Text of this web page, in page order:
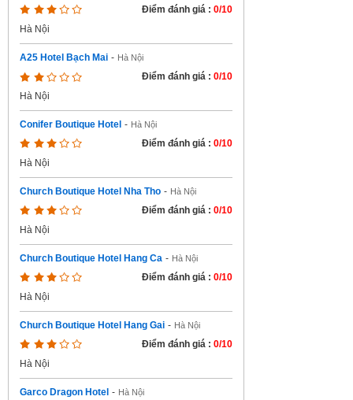
Điểm đánh giá : 0/10
Hà Nội
A25 Hotel Bạch Mai - Hà Nội
Điểm đánh giá : 0/10
Hà Nội
Conifer Boutique Hotel - Hà Nội
Điểm đánh giá : 0/10
Hà Nội
Church Boutique Hotel Nha Tho - Hà Nội
Điểm đánh giá : 0/10
Hà Nội
Church Boutique Hotel Hang Ca - Hà Nội
Điểm đánh giá : 0/10
Hà Nội
Church Boutique Hotel Hang Gai - Hà Nội
Điểm đánh giá : 0/10
Hà Nội
Garco Dragon Hotel - Hà Nội